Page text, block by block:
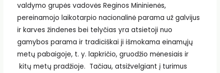
valdymo grupės vadovės Reginos Mininienės,
pereinamojo laikotarpio nacionalinė parama už galvijus
ir karves žindenes bei telyčias yra atsietoji nuo
gamybos parama ir tradiciškai ji išmokama einamųjų
metų pabaigoje, t. y. lapkričio, gruodžio mėnesiais ir
kitų metų pradžioje. Tačiau, atsižvelgiant į turimus